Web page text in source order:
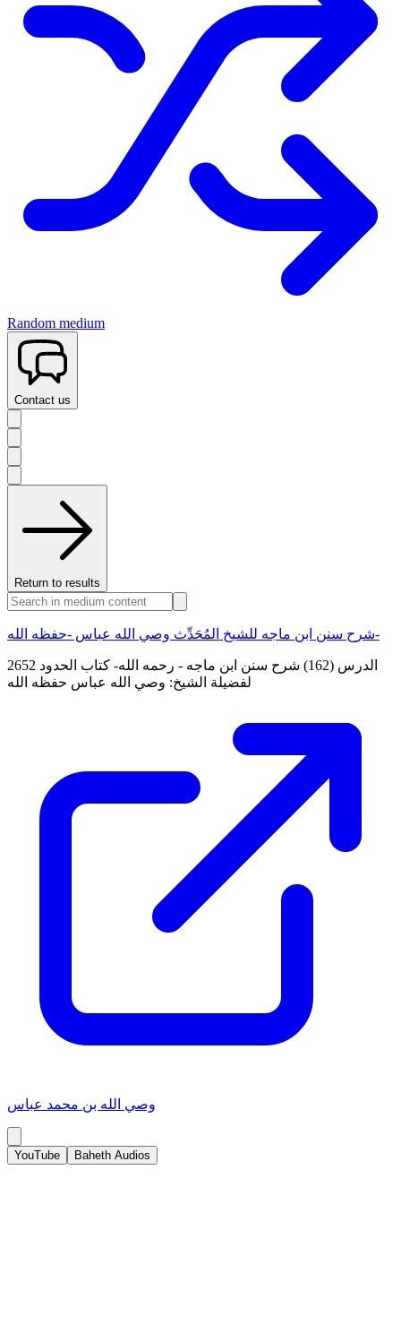
Random medium
Contact us
Return to results
شرح سنن ابن ماجه للشيخ المُحَدِّث وصي الله عباس -حفظه الله-
الدرس (162) شرح سنن ابن ماجه - رحمه الله- كتاب الحدود 2652
لفضيلة الشيخ: وصي الله عباس حفظه الله
وصي الله بن محمد عباس
YouTube Baheth Audios